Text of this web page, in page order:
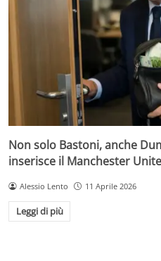
Non solo Bastoni, anche
inserisce il Manchester
Alessio Lento 11 Aprile 2026
Leggi di più